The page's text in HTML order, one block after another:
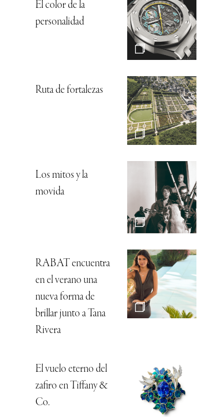
El color de la
personalidad
Ruta de fortalezas
Los mitos y la
movida
RABAT encuentra
en el verano una
nueva forma de
brillar junto a Tana
Rivera
El vuelo eterno del
zafiro en Tiffany &
Co.